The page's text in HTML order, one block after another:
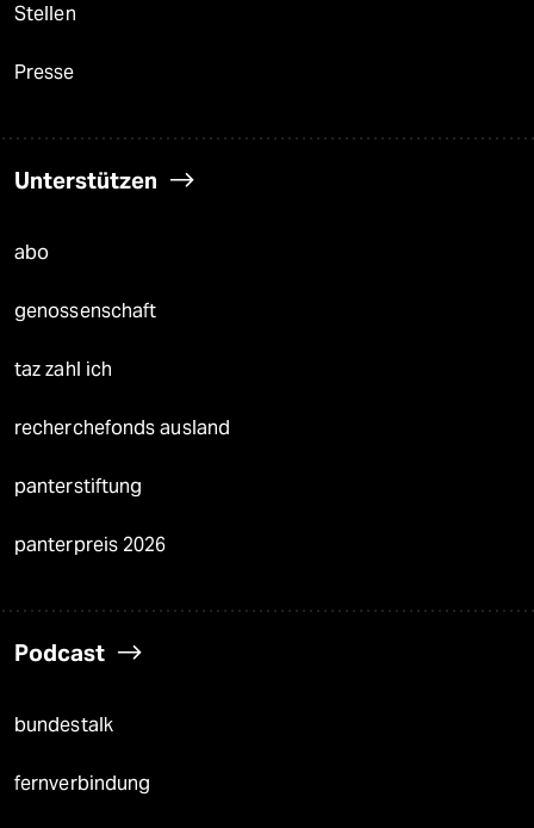
Stellen
Presse
Unterstützen
abo
genossenschaft
taz zahl ich
recherchefonds ausland
panterstiftung
panterpreis 2026
Podcast
bundestalk
fernverbindung